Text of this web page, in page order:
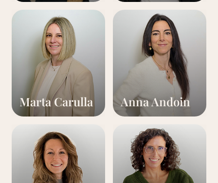
Marta Carulla Anna Andoin